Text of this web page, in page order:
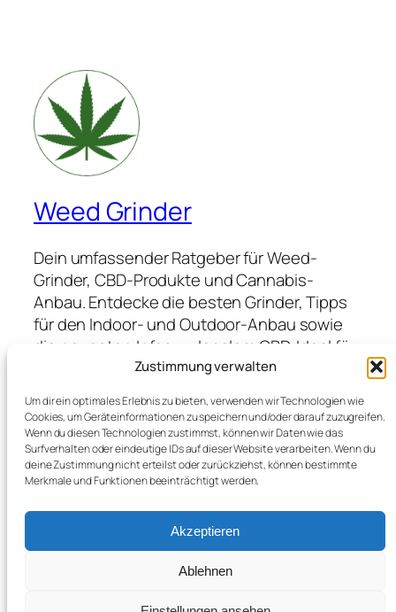
Zustimmung verwalten
Um dir ein optimales Erlebnis zu bieten, verwenden wir Technologien wie
Cookies, um Geräteinformationen zu speichern und/oder darauf zuzugreifen.
Wenn du diesen Technologien zustimmst, können wir Daten wie das
Surfverhalten oder eindeutige IDs auf dieser Website verarbeiten. Wenn du
deine Zustimmung nicht erteilst oder zurückziehst, können bestimmte
Merkmale und Funktionen beeinträchtigt werden.
Akzeptieren
Ablehnen
Weed Grinder
Dein umfassender Ratgeber für Weed-
Grinder, CBD-Produkte und Cannabis-
Anbau. Entdecke die besten Grinder, Tipps
für den Indoor- und Outdoor-Anbau sowie
die neuesten Infos zu legalem CBD. Ideal für
Anfänger und Profis, die hochwertige
profitieren möchten.
Blog
Veranstaltungen